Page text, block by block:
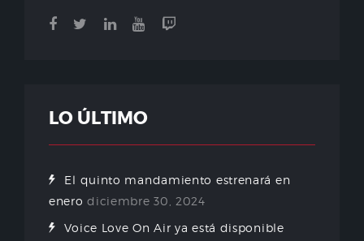
LO ÚLTIMO
El quinto mandamiento estrenará en
enero diciembre 30, 2024
Voice Love On Air ya está disponible